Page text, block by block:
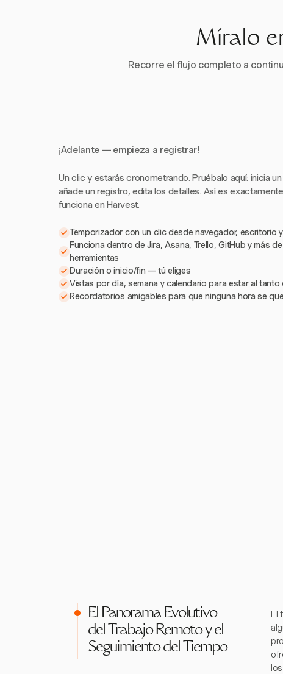
Míralo
Recorre el flujo completo a
¡Adelante — empieza a registrar!
Un clic y estarás cronometrando. Pruébalo aquí: inicia
añade un registro, edita los detalles. Así es
funciona en Harvest.
Temporizador con un clic desde navegador, escritorio y
Funciona dentro de Jira, Asana, Trello, GitHub y más
herramientas
Duración o inicio/fin — tú eliges
Vistas por día, semana y calendario para estar al tanto
Recordatorios amigables para que ninguna hora se
El Panorama Evolutivo
del Trabajo Remoto y el
Seguimiento del Tiempo
El